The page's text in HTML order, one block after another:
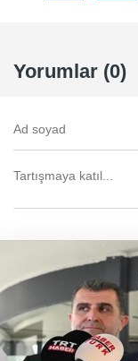
Yorumlar (0)